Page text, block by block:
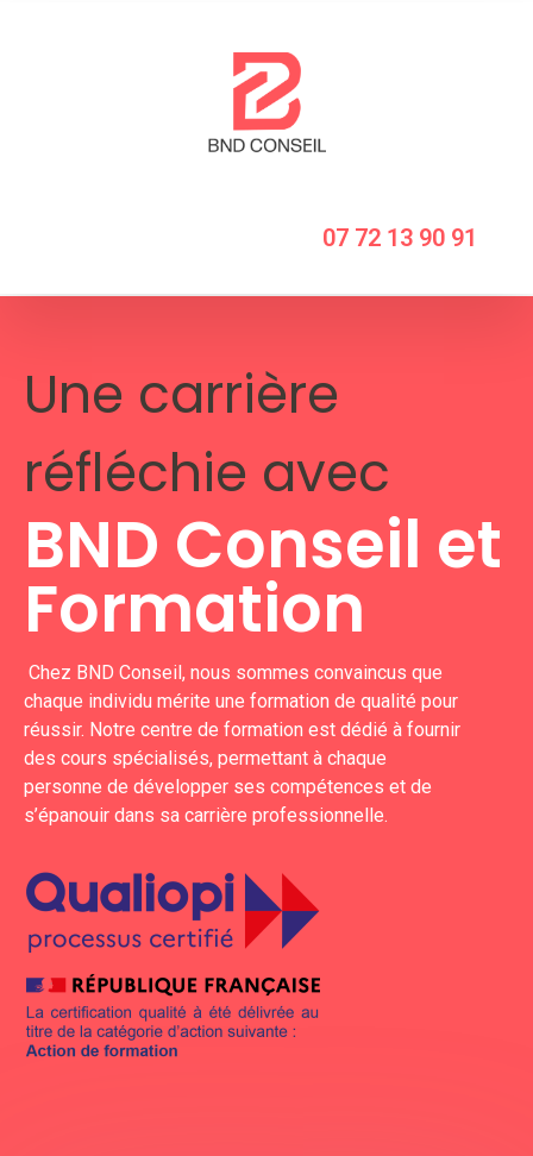
07 72 13 90 91
Une carrière
réfléchie avec
BND Conseil et
Formation
Chez BND Conseil, nous sommes convaincus que
chaque individu mérite une formation de qualité pour
réussir. Notre centre de formation est dédié à fournir
des cours spécialisés, permettant à chaque
personne de développer ses compétences et de
s’épanouir dans sa carrière professionnelle.